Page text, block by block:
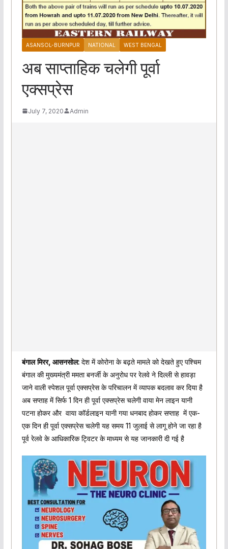
ASANSOL-BURNPUR NATIONAL WEST BENGAL
अब साप्ताहिक चलेगी पूर्वा
एक्सप्रेस
July 7, 2020 Admin
बंगाल मिरर, आसनसोल:देश में कोरोना के बढ़ते मामले को देखते हुए पश्चिम
बंगाल की मुख्यमंत्री ममता बनर्जी के अनुरोध पर रेलवे ने दिल्ली से हावड़ा
जाने वाली स्पेशल पूर्वा एक्सप्रेस के परिचालन में व्यापक बदलाव कर दिया है
अब सप्ताह में सिर्फ 1 दिन ही पूर्वा एक्सप्रेस चलेगी वाया मेन लाइन यानी
पटना होकर और वाया कॉर्डलाइन यानी गया धनबाद होकर सप्ताह में एक-
एक दिन ही पूर्वा एक्सप्रेस चलेगी यह समय 11 जुलाई से लागू होने जा रहा है
पूर्व रेलवे के आधिकारिक ट्विटर के माध्यम से यह जानकारी दी गई है